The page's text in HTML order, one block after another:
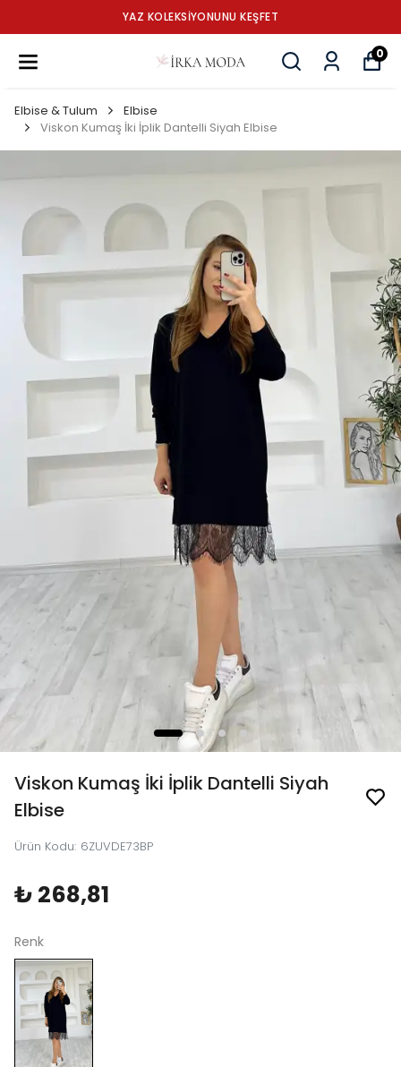
YAZ KOLEKSİYONUNU KEŞFET
0
Elbise & Tulum
Elbise
Viskon Kumaş İki İplik Dantelli Siyah Elbise
Viskon Kumaş İki İplik Dantelli Siyah
Elbise
Ürün Kodu: 6ZUVDE73BP
₺ 268,81
Renk